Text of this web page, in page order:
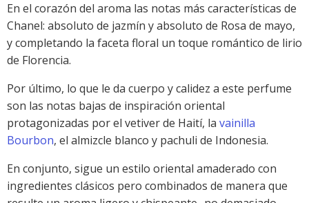
En el corazón del aroma las notas más características de
Chanel: absoluto de jazmín y absoluto de Rosa de mayo,
y completando la faceta floral un toque romántico de lirio
de Florencia.
Por último, lo que le da cuerpo y calidez a este perfume
son las notas bajas de inspiración oriental
protagonizadas por el vetiver de Haití, la vainilla
Bourbon, el almizcle blanco y pachuli de Indonesia.
En conjunto, sigue un estilo oriental amaderado con
ingredientes clásicos pero combinados de manera que